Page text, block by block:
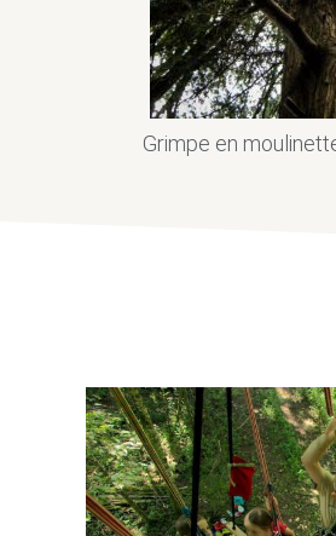
Grimpe en